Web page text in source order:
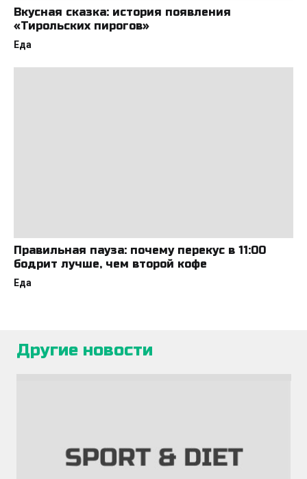
Вкусная сказка: история появления
«Тирольских пирогов»
Еда
Правильная пауза: почему перекус в 11:00
бодрит лучше, чем второй кофе
Еда
Другие новости